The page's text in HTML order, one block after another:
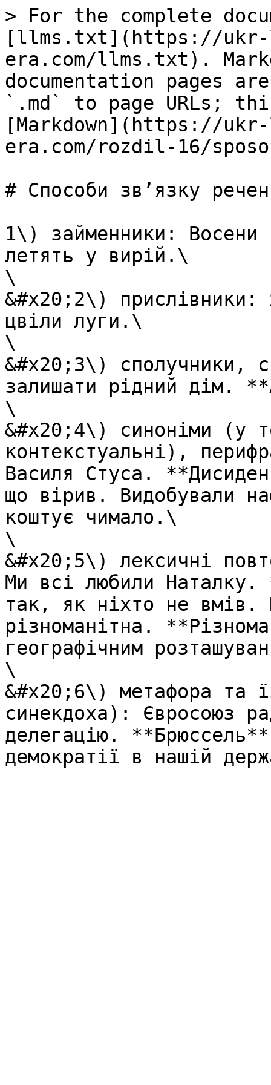
> For the complete
[llms.txt](https://ukr-
era.com/llms.txt).
documentation pages
`.md` to page URLs;
[Markdown](https://
era.com/rozdil-16/
# Способи зв’язку
1\) займенники: Восени
летять у вирій.\
\
&#x20;2\)
цвіли луги.\
\
&#x20;3\) сполучники,
залишати рідний дім.
\
&#x20;4\) синоніми (у
контекстуальні),
Василя Стуса.
що вірив. Видобували
коштує чимало.\
\
&#x20;5\) лексичні
Ми всі любили Наталку.
так, як ніхто не вмів.
різноманітна.
географічним
\
&#x20;6\) метафора та
синекдоха): Євросоюз
делегацію.